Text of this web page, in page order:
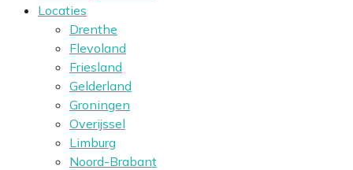
Locaties
Drenthe
Flevoland
Friesland
Gelderland
Groningen
Overijssel
Limburg
Noord-Brabant